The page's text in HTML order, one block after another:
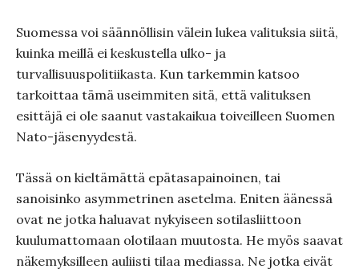
Suomessa voi säännöllisin välein lukea valituksia siitä,
kuinka meillä ei keskustella ulko- ja
turvallisuuspolitiikasta. Kun tarkemmin katsoo
tarkoittaa tämä useimmiten sitä, että valituksen
esittäjä ei ole saanut vastakaikua toiveilleen Suomen
Nato-jäsenyydestä.
Tässä on kieltämättä epätasapainoinen, tai
sanoisinko asymmetrinen asetelma. Eniten äänessä
ovat ne jotka haluavat nykyiseen sotilasliittoon
kuulumattomaan olotilaan muutosta. He myös saavat
näkemyksilleen auliisti tilaa mediassa. Ne jotka eivät